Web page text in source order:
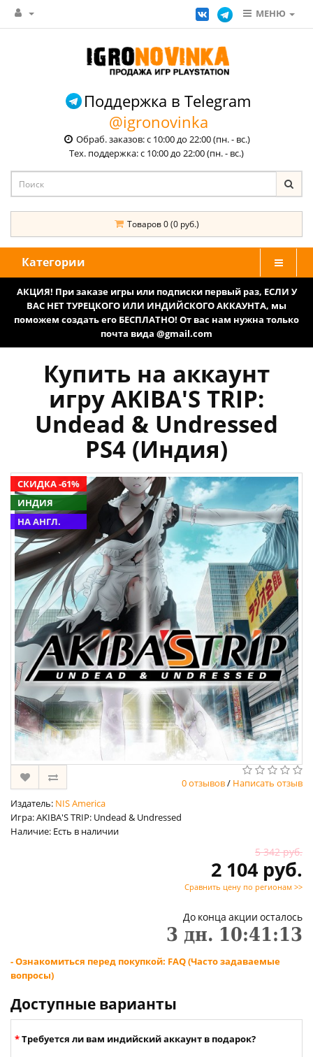
МЕНЮ
Поддержка в Telegram
@igronovinka
Обраб. заказов: с 10:00 до 22:00 (пн. - вс.)
Тех. поддержка: с 10:00 до 22:00 (пн. - вс.)
Товаров 0 (0 руб.)
Категории
АКЦИЯ! При заказе игры или подписки первый раз, ЕСЛИ У
ВАС НЕТ ТУРЕЦКОГО ИЛИ ИНДИЙСКОГО АККАУНТА, мы
поможем создать его БЕСПЛАТНО! От вас нам нужна только
почта вида @gmail.com
Купить на аккаунт
игру AKIBA'S TRIP:
Undead & Undressed
PS4 (Индия)
СКИДКА -61%
ИНДИЯ
НА АНГЛ.
0 отзывов/ Написать отзыв
Издатель: NIS America
Игра: AKIBA'S TRIP: Undead & Undressed
Наличие: Есть в наличии
5 342 руб.
2 104 руб.
Сравнить цену по регионам >>
До конца акции осталось
3 дн. 10:41:13
- Ознакомиться перед покупкой: FAQ (Часто задаваемые
вопросы)
Доступные варианты
Требуется ли вам индийский аккаунт в подарок?